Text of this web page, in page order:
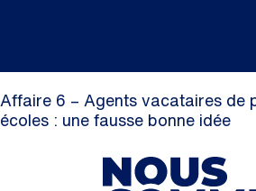
Affaire 6 – Agents vacataires de
écoles : une fausse bonne idée